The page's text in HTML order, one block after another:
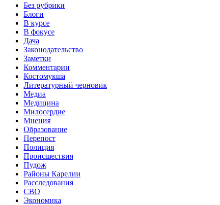
Без рубрики
Блоги
В курсе
В фокусе
Дача
Законодательство
Заметки
Комментарии
Костомукша
Литературный черновик
Медиа
Медицина
Милосердие
Мнения
Образование
Перепост
Полиция
Происшествия
Пудож
Районы Карелии
Расследования
СВО
Экономика